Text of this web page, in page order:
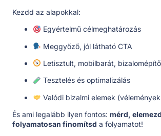
Kezdd az alapokkal:
Egyértelmű célmeghatározás
Meggyőző, jól látható CTA
Letisztult, mobilbarát,
Tesztelés és optimalizálás
Valódi bizalmi elemek
És ami legalább ilyen fontos: mérd,
folyamatosan finomítsd a folyamatot!